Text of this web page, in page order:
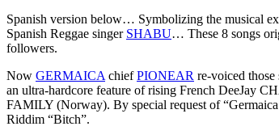
Spanish version below… Symbolizing the musical
Spanish Reggae singer SHABU… These 8 songs
followers.
Now GERMAICAchiefPIONEAR re-voiced
an ultra-hardcore feature of rising French
FAMILY (Norway). By special request of
Riddim “Bitch”.